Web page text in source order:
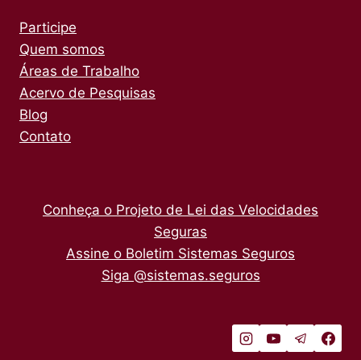
Participe
Quem somos
Áreas de Trabalho
Acervo de Pesquisas
Blog
Contato
Conheça o Projeto de Lei das Velocidades
Seguras
Assine o Boletim Sistemas Seguros
Siga @sistemas.seguros